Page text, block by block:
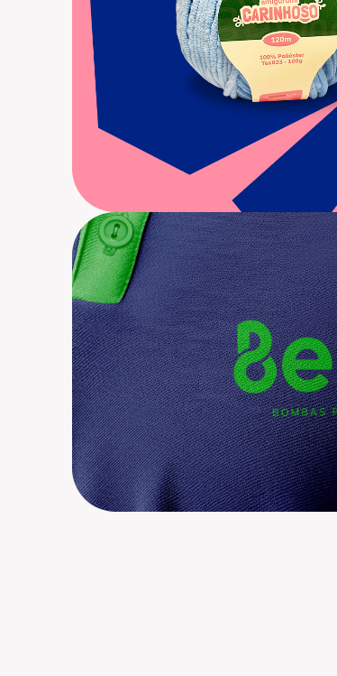
Branding, Identidade Visual,
Comunicação